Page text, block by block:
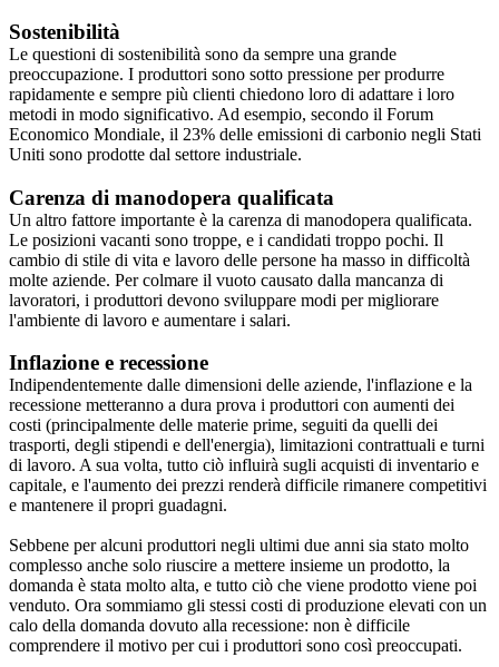
Sostenibilità
Le questioni di sostenibilità sono da sempre una grande
preoccupazione. I produttori sono sotto pressione per produrre
rapidamente e sempre più clienti chiedono loro di adattare i loro
metodi in modo significativo. Ad esempio, secondo il Forum
Economico Mondiale, il 23% delle emissioni di carbonio negli Stati
Uniti sono prodotte dal settore industriale.
Carenza di manodopera qualificata
Un altro fattore importante è la carenza di manodopera qualificata.
Le posizioni vacanti sono troppe, e i candidati troppo pochi. Il
cambio di stile di vita e lavoro delle persone ha masso in difficoltà
molte aziende. Per colmare il vuoto causato dalla mancanza di
lavoratori, i produttori devono sviluppare modi per migliorare
l'ambiente di lavoro e aumentare i salari.
Inflazione e recessione
Indipendentemente dalle dimensioni delle aziende, l'inflazione e la
recessione metteranno a dura prova i produttori con aumenti dei
costi (principalmente delle materie prime, seguiti da quelli dei
trasporti, degli stipendi e dell'energia), limitazioni contrattuali e turni
di lavoro. A sua volta, tutto ciò influirà sugli acquisti di inventario e
capitale, e l'aumento dei prezzi renderà difficile rimanere competitivi
e mantenere il propri guadagni.
Sebbene per alcuni produttori negli ultimi due anni sia stato molto
complesso anche solo riuscire a mettere insieme un prodotto, la
domanda è stata molto alta, e tutto ciò che viene prodotto viene poi
venduto. Ora sommiamo gli stessi costi di produzione elevati con un
calo della domanda dovuto alla recessione: non è difficile
comprendere il motivo per cui i produttori sono così preoccupati.